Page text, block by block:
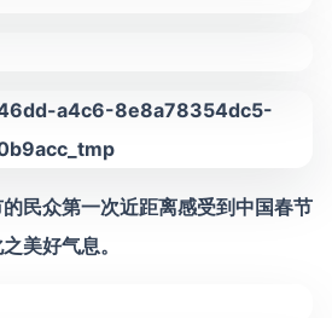
民众第一次近距离感受到中国春节
美好气息。